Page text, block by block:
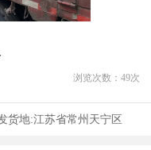
浏览次数： 49次
货地:江苏省常州天宁区